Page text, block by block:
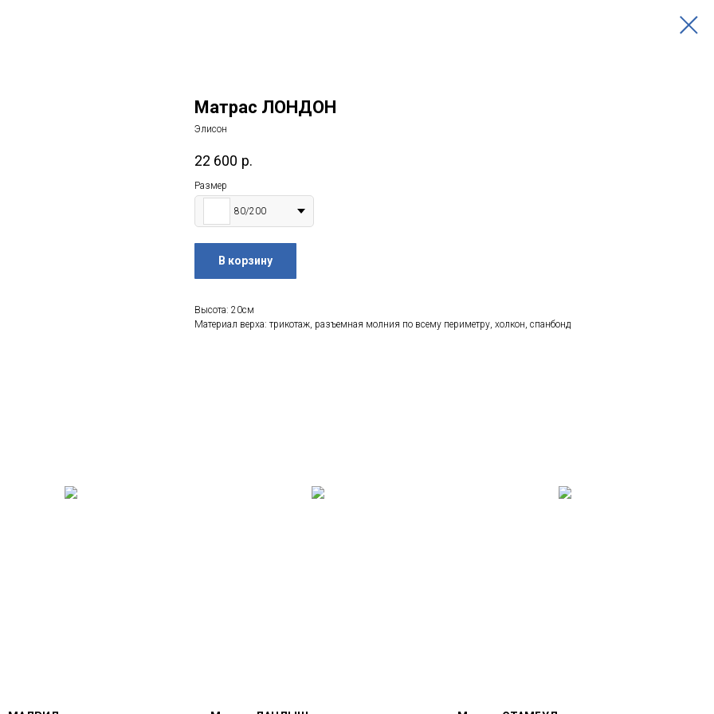
Матрас ЛОНДОН
Элисон
22 600 р.
Размер
80/200
В корзину
Высота: 20см
Материал верха: трикотаж, разъемная молния по всему периметру, холкон, спанбонд